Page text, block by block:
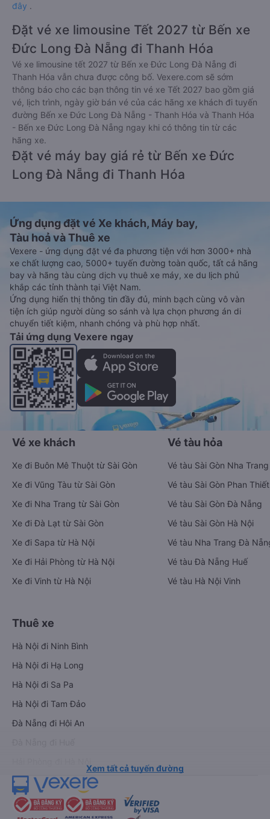
đây .
Đặt vé xe limousine Tết 2027 từ Bến xe
Đức Long Đà Nẵng đi Thanh Hóa
Vé xe limousine tết 2027 từ Bến xe Đức Long Đà Nẵng đi
Thanh Hóa vẫn chưa được công bố. Vexere.com sẽ sớm
thông báo cho các bạn thông tin vé xe Tết 2027 bao gồm giá
vé, lịch trình, ngày giờ bán vé của các hãng xe khách đi tuyến
đường Bến xe Đức Long Đà Nẵng - Thanh Hóa và Thanh Hóa
- Bến xe Đức Long Đà Nẵng ngay khi có thông tin từ các
hãng xe.
Đặt vé máy bay giá rẻ từ Bến xe Đức
Long Đà Nẵng đi Thanh Hóa
Ứng dụng đặt vé Xe khách, Máy bay,
Tàu hoả và Thuê xe
Vexere - ứng dụng đặt vé đa phương tiện với hơn 3000+ nhà
xe chất lượng cao, 5000+ tuyến đường toàn quốc, tất cả hãng
bay và hãng tàu cùng dịch vụ thuê xe máy, xe du lịch phủ
khắp các tỉnh thành tại Việt Nam.
Ứng dụng hiển thị thông tin đầy đủ, minh bạch cùng vô vàn
tiện ích giúp người dùng so sánh và lựa chọn phương án di
chuyển tiết kiệm, nhanh chóng và phù hợp nhất.
Tải ứng dụng Vexere ngay
Vé xe khách
Xe đi Buôn Mê Thuột từ Sài Gòn
Xe đi Vũng Tàu từ Sài Gòn
Xe đi Nha Trang từ Sài Gòn
Xe đi Đà Lạt từ Sài Gòn
Xe đi Sapa từ Hà Nội
Xe đi Hải Phòng từ Hà Nội
Xe đi Vinh từ Hà Nội
Vé tàu hỏa
Vé tàu Sài Gòn Nha Trang
Vé tàu Sài Gòn Phan Thiết
Vé tàu Sài Gòn Đà Nẵng
Vé tàu Sài Gòn Hà Nội
Vé tàu Nha Trang Đà
Vé tàu Đà Nẵng Huế
Vé tàu Hà Nội Vinh
Thuê xe
Hà Nội đi Ninh Bình
Hà Nội đi Hạ Long
Hà Nội đi Sa Pa
Hà Nội đi Tam Đảo
Đà Nẵng đi Hội An
Xem tất cả tuyến đường